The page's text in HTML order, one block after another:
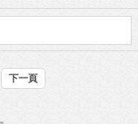
下一頁